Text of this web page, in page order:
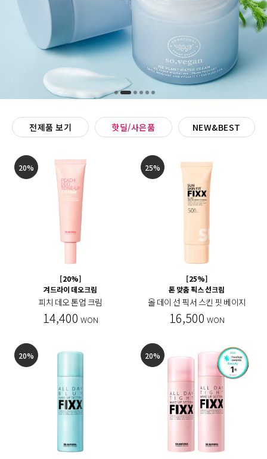
전제품 보기 핫딜/사은품 NEW&BEST
20%
[20%]
겨드라이 데오크림
피치 데오 톤업 크림
14,400 WON
25%
[25%]
톤 맞춤 픽스 선크림
올 데이 선 픽서 스킨 핏 베이지
16,500 WON
20% 20%